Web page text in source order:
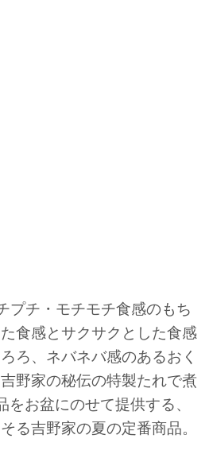
プチ・モチモチ食感のもち
食感とサクサクとした食感
ろ、ネバネバ感のあるおく
野家の秘伝の特製たれで煮
お盆にのせて提供する、
る吉野家の夏の定番商品。